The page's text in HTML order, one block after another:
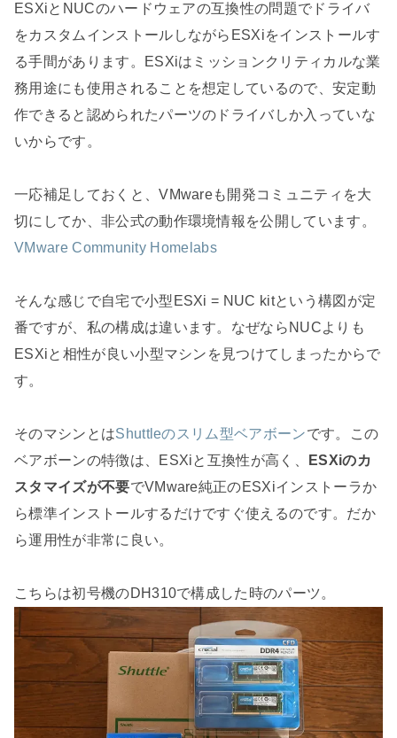
ESXiとNUCのハードウェアの互換性の問題でドライバ
をカスタムインストールしながらESXiをインストールす
る手間があります。ESXiはミッションクリティカルな業
務用途にも使用されることを想定しているので、安定動
作できると認められたパーツのドライバしか入っていな
いからです。
一応補足しておくと、VMwareも開発コミュニティを大
切にしてか、非公式の動作環境情報を公開しています。
VMware Community Homelabs
そんな感じで自宅で小型ESXi = NUC kitという構図が定
番ですが、私の構成は違います。なぜならNUCよりも
ESXiと相性が良い小型マシンを見つけてしまったからで
す。
そのマシンとはShuttleのスリム型ベアボーンです。この
ベアボーンの特徴は、ESXiと互換性が高く、
ESXiのカ
スタマイズが不要でVMware純正のESXiインストーラか
ら標準インストールするだけですぐ使えるのです。だか
ら運用性が非常に良い。
こちらは初号機のDH310で構成した時のパーツ。